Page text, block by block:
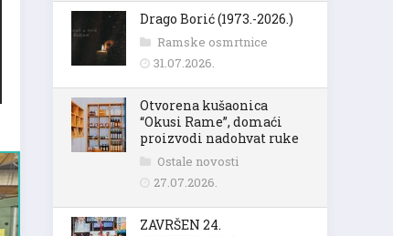
Drago Borić (1973.-2026.)
Ramske osmrtnice
31.07.2026.
Otvorena kušaonica
“Okusi Rame”, domaći
proizvodi nadohvat ruke
Ostale novosti
27.07.2026.
ZAVRŠEN 24.